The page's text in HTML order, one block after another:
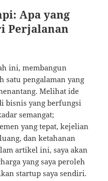
Apa yang
Perjalanan
ini, membangun
satu pengalaman yang
Melihat ide
bisnis yang berfungsi
semangat;
yang tepat, kejelian
dan ketahanan
artikel ini, saya akan
yang saya peroleh
startup saya sendiri.